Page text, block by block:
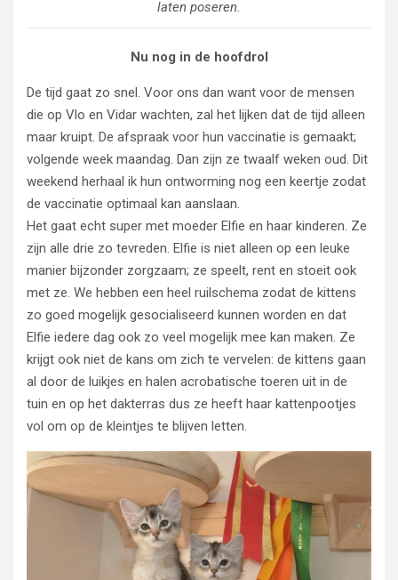
laten poseren.
Nu nog in de hoofdrol
De tijd gaat zo snel. Voor ons dan want voor de mensen
die op Vlo en Vidar wachten, zal het lijken dat de tijd alleen
maar kruipt. De afspraak voor hun vaccinatie is gemaakt;
volgende week maandag. Dan zijn ze twaalf weken oud. Dit
weekend herhaal ik hun ontworming nog een keertje zodat
de vaccinatie optimaal kan aanslaan.
Het gaat echt super met moeder Elfie en haar kinderen. Ze
zijn alle drie zo tevreden. Elfie is niet alleen op een leuke
manier bijzonder zorgzaam; ze speelt, rent en stoeit ook
met ze. We hebben een heel ruilschema zodat de kittens
zo goed mogelijk gesocialiseerd kunnen worden en dat
Elfie iedere dag ook zo veel mogelijk mee kan maken. Ze
krijgt ook niet de kans om zich te vervelen: de kittens gaan
al door de luikjes en halen acrobatische toeren uit in de
tuin en op het dakterras dus ze heeft haar kattenpootjes
vol om op de kleintjes te blijven letten.